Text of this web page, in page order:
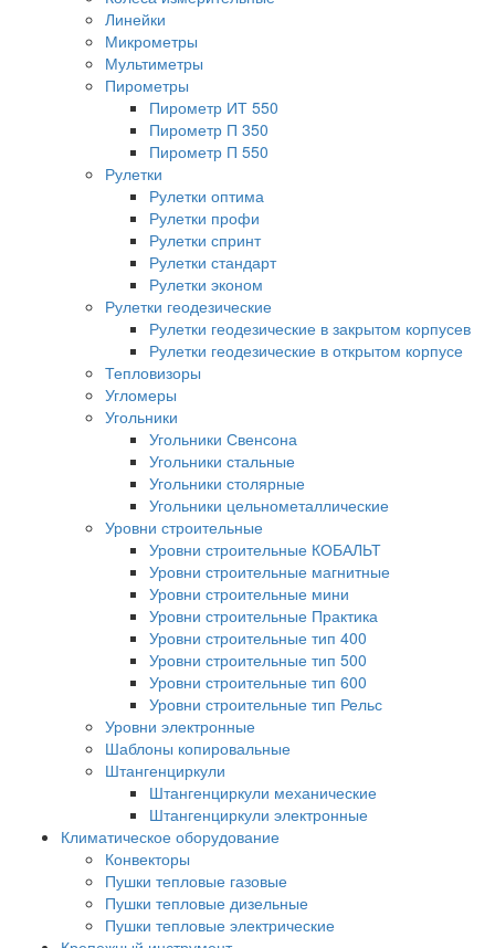
Линейки
Микрометры
Мультиметры
Пирометры
Пирометр ИТ 550
Пирометр П 350
Пирометр П 550
Рулетки
Рулетки оптима
Рулетки профи
Рулетки спринт
Рулетки стандарт
Рулетки эконом
Рулетки геодезические
Рулетки геодезические в закрытом корпусев
Рулетки геодезические в открытом корпусе
Тепловизоры
Угломеры
Угольники
Угольники Свенсона
Угольники стальные
Угольники столярные
Угольники цельнометаллические
Уровни строительные
Уровни строительные КОБАЛЬТ
Уровни строительные магнитные
Уровни строительные мини
Уровни строительные Практика
Уровни строительные тип 400
Уровни строительные тип 500
Уровни строительные тип 600
Уровни строительные тип Рельс
Уровни электронные
Шаблоны копировальные
Штангенциркули
Штангенциркули механические
Штангенциркули электронные
Климатическое оборудование
Конвекторы
Пушки тепловые газовые
Пушки тепловые дизельные
Пушки тепловые электрические